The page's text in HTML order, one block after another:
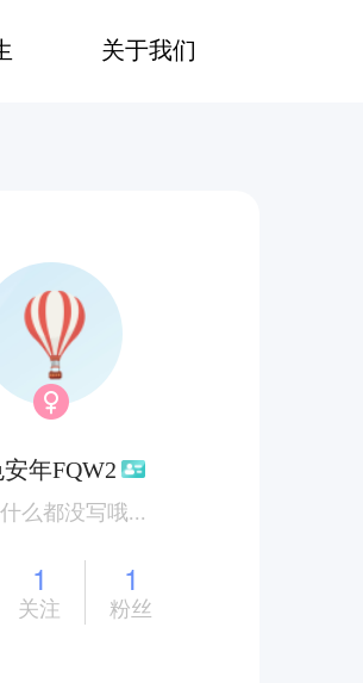
关于我们
年FQW2
么都没写哦...
1
关注
1
粉丝